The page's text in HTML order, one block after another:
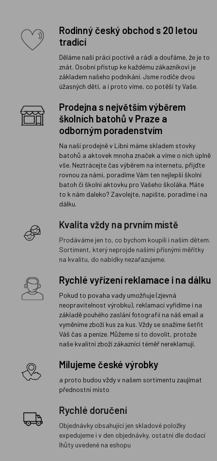
Rodinný český obchod s 20 letou
tradicí
Děláme naši práci poctivě a rádi a doufáme, že je to
znát. Osobní přístup ke každému zákazníkovi je
základem našeho podnikání. Jsme rodiče dvou
úžasných dětí, a i proto víme, co potěší ty Vaše.
Prodejna s největším výběrem
školních batohů v Praze a
odborným poradenstvím
Na naší prodejně v Libni máme skladem stovky
batohů a aktovek mnoha značek a víme o nich úplně
vše. Neztrácejte čas výběrem na internetu, přijďte
rovnou za námi, poradíme Vám ten nejlepší školní
batoh či školní aktovku pro Vašeho školáka. Máte
to k nám daleko? Zavolejte, napište, poradíme i na
dálku.
Kvalita vždy na prvním místě
Prodáváme jen to, co bychom koupili i našim dětem.
Sortiment, který neprojde našimi přísnými měřítky
na kvalitu, do nabídky nezařazujeme.
Rychlé vyřízení reklamace i na dálku
Pokud to povaha vady umožňuje (zjevná
neopravitelnost výrobku), reklamaci vyřídíme i na
základě pouhého zaslání fotografií na náš email a
vyměníme zboží kus za kus. Vždy se snažíme šetřit
Váš čas a peníze. Můžeme si to dovolit, protože
naše kvalitní zboží zákazníci téměř nereklamují.
Milujeme české výrobky
a proto budou vždy v našem sortimentu zaujímat
přednostní místo
Rychlé doručení
Objednávky obsahující jen skladové položky
expedujeme i v den objednávky, ostatní dle dodací
lhůty uvedené na eshopu